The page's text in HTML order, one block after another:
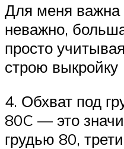
Для меня важна
неважно,
просто
строю выкройку
4. Обхват под
80C — это
грудью 80,